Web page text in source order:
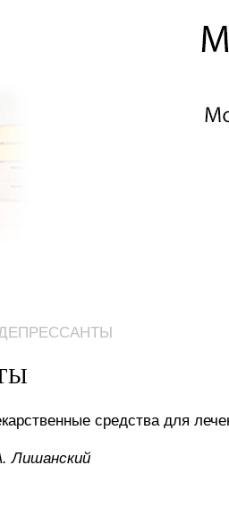
средства для
Лишaнcкий